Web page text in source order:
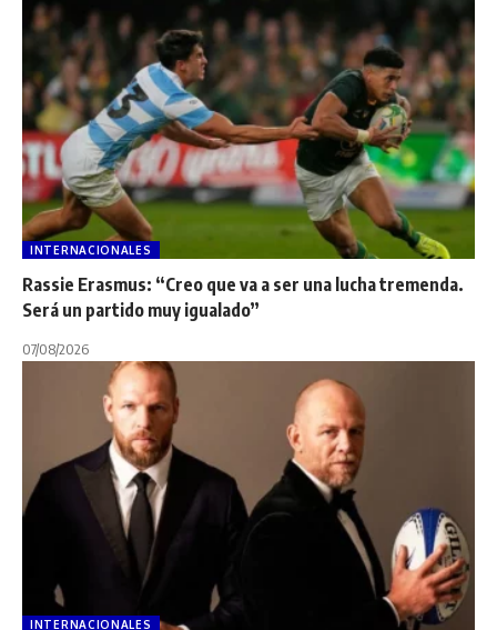
INTERNACIONALES
Rassie Erasmus: “Creo que va a ser una lucha tremenda.
Será un partido muy igualado”
07/08/2026
INTERNACIONALES